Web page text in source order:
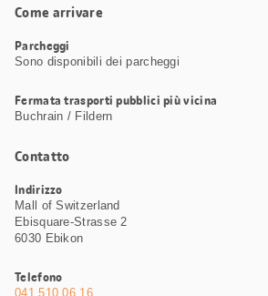
Come arrivare
Parcheggi
Sono disponibili dei parcheggi
Fermata trasporti pubblici più vicina
Buchrain / Fildern
Contatto
Indirizzo
Mall of Switzerland
Ebisquare-Strasse 2
6030 Ebikon
Telefono
041 510 06 16